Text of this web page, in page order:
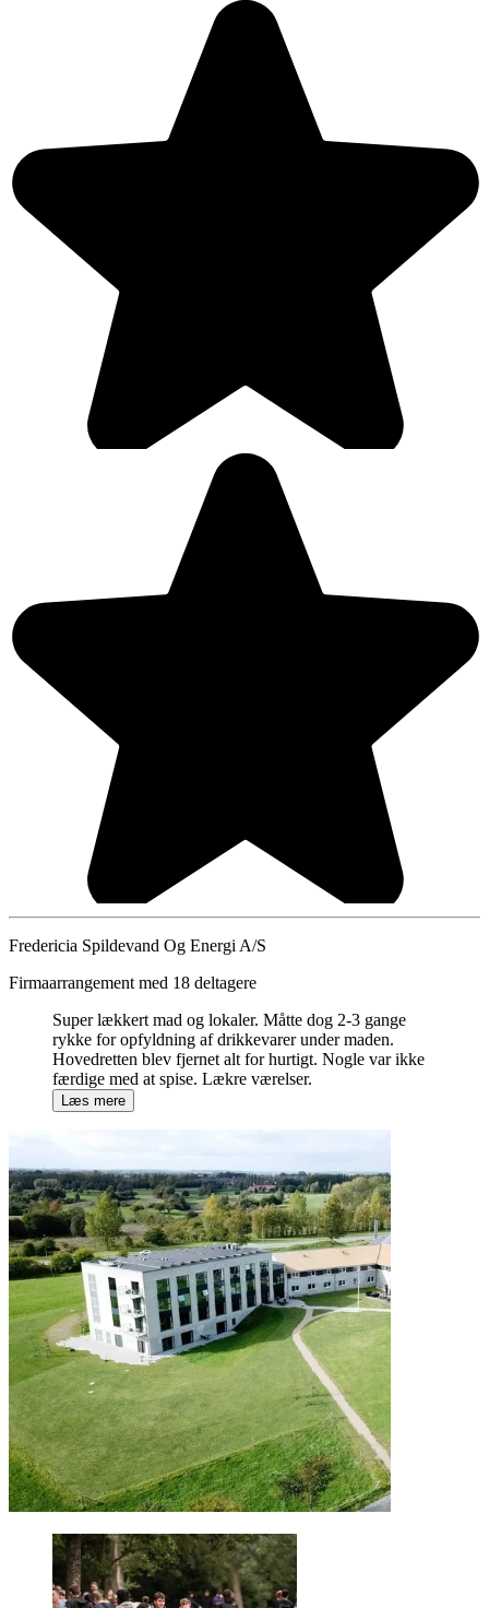
Fredericia Spildevand Og Energi A/S
Firmaarrangement med 18 deltagere
Super lækkert mad og lokaler. Måtte dog 2-3 gange
rykke for opfyldning af drikkevarer under maden.
Hovedretten blev fjernet alt for hurtigt. Nogle var ikke
færdige med at spise. Lækre værelser.
Læs mere